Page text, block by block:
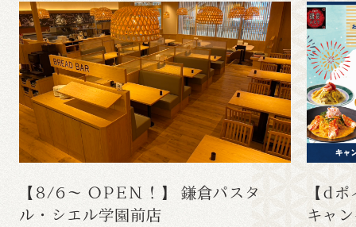
【8/6～ OPEN！】 鎌倉パスタ
ル・シエル学園前店
【d
キャ